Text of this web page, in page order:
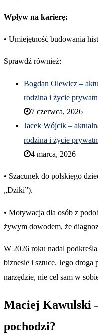
Wpływ na karierę:
• Umiejętność budowania
Sprawdź również:
Bogdan Olewicz –
rodzina i życie
7 czerwca, 2026
Jacek Wójcik –
rodzina i życie
4 marca, 2026
• Szacunek do polskiego
„Dziki”).
• Motywacja dla osób z
żywym dowodem, że
W 2026 roku nadal
biznesie i sztuce. Jego droga
narzędzie, nie cel sam w
Maciej Kawulski
pochodzi?